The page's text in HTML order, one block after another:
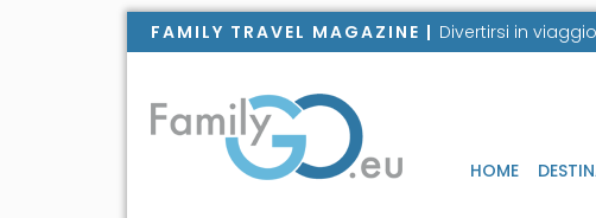
FAMILY TRAVEL MAGAZINE | Divertirsi in
HOME